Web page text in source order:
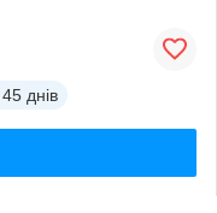
45 днів